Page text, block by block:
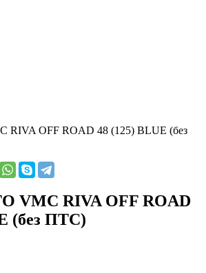
RIVA OFF ROAD 48 (125) BLUE (без
VMC RIVA OFF ROAD
(без ПТС)